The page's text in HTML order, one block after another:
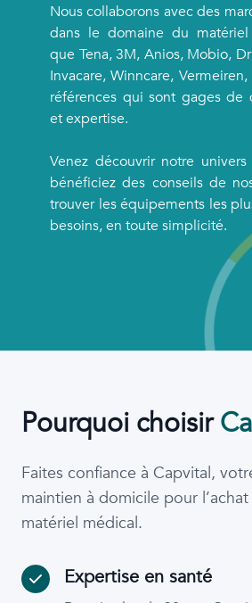
Nous collaborons avec des
dans le domaine du
que Tena, 3M, Anios, Mobio,
Invacare, Winncare,
références qui sont gages de
et expertise.
Venez découvrir notre
bénéficiez des conseils de
trouver les équipements les
besoins, en toute simplicité.
Pourquoi choisir
Faites confiance à Capvital,
maintien à domicile pour
matériel médical.
Expertise en santé